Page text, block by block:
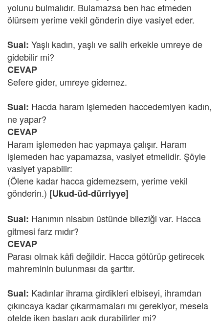
yolunu bulmalıdır. Bulamazsa ben hac etmeden
ölürsem yerime vekil gönderin diye vasiyet eder.
Sual: Yaşlı kadın, yaşlı ve salih erkekle umreye de
gidebilir mi?
CEVAP
Sefere gider, umreye gidemez.
Sual: Hacda haram işlemeden haccedemiyen kadın,
ne yapar?
CEVAP
Haram işlemeden hac yapmaya çalışır. Haram
işlemeden hac yapamazsa, vasiyet etmelidir. Şöyle
vasiyet yapabilir:
(Ölene kadar hacca gidemezsem, yerime vekil
gönderin.) [Ukud-üd-dürriyye]
Sual: Hanımın nisabın üstünde bileziği var. Hacca
gitmesi farz mıdır?
CEVAP
Parası olmak kâfi değildir. Hacca götürüp getirecek
mahreminin bulunması da şarttır.
Sual: Kadınlar ihrama girdikleri elbiseyi, ihramdan
çıkıncaya kadar çıkarmamaları mı gerekiyor, mesela
otelde iken başları açık durabilirler mi?